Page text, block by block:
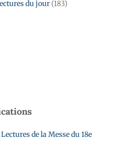
du jour (183)
de la Messe du 18e